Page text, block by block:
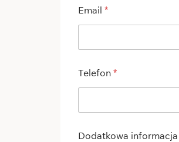
Email *
Telefon *
Dodatkowa